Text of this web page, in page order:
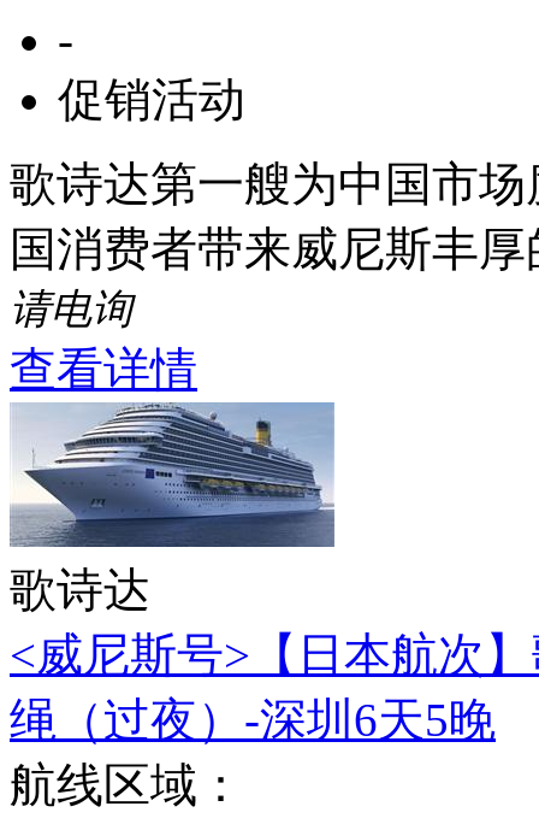
-
促销活动
歌诗达第一艘为中国市
国消费者带来威尼斯丰
请电询
查看详情
歌诗达
<威尼斯号>【日本航次
绳（过夜）-深圳6天5晚
航线区域：